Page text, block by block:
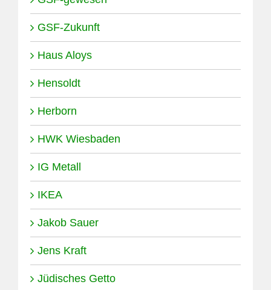
GSF-Zukunft
Haus Aloys
Hensoldt
Herborn
HWK Wiesbaden
IG Metall
IKEA
Jakob Sauer
Jens Kraft
Jüdisches Getto